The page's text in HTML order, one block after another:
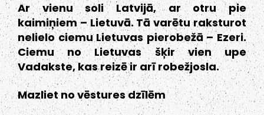
Ar vienu soli Latvijā, ar otru pie
kaimiņiem – Lietuvā. Tā varētu raksturot
nelielo ciemu Lietuvas pierobežā – Ezeri.
Ciemu no Lietuvas šķir vien upe
Vadakste, kas reizē ir arī robežjosla.
Mazliet no vēstures dzīlēm